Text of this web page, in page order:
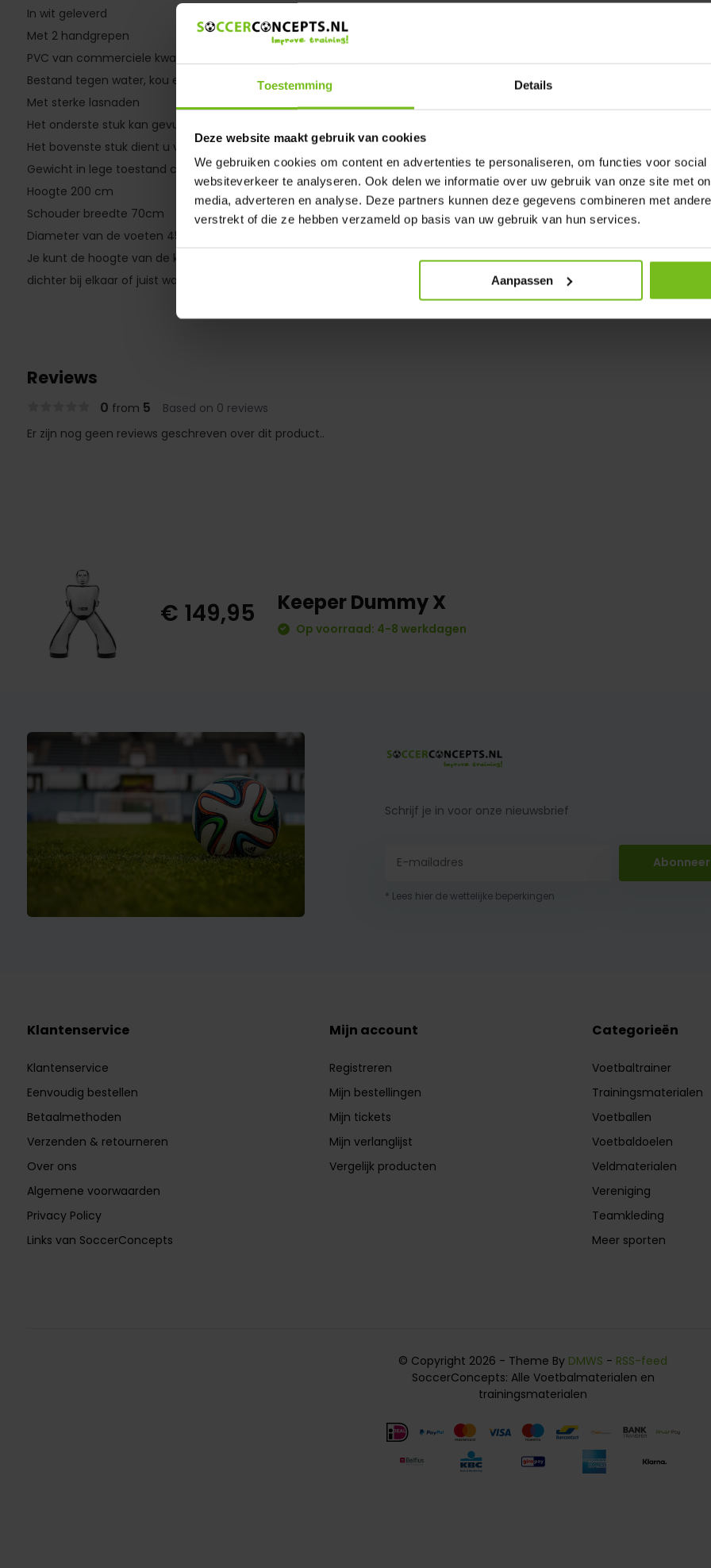
Toestemming Details
Deze website maakt gebruik van cookies
We gebruiken cookies om content en advertenties te personaliseren, om functies voor
websiteverkeer te analyseren. Ook delen we informatie over uw gebruik van onze site met
media, adverteren en analyse. Deze partners kunnen deze gegevens combineren met
verstrekt of die ze hebben verzameld op basis van uw gebruik van hun services.
Aanpassen
In wit geleverd
Met 2 handgrepen
PVC van commerciele kwaliteit met een dikte van 0.6mm
Bestand tegen water, kou en UV straling
Met sterke lasnaden
Het onderste stuk kan gevuld worden met water of fijn zand en zorgt voor de stabititeit
Het bovenste stuk dient u vol lucht te pompen
Gewicht in lege toestand ca 3 KG en in gevulde toestand ca 40 KG
Hoogte 200 cm
Schouder breedte 70cm
Diameter van de voeten 45cm
Je kunt de hoogte van de keeper trainingspop variëren door de poten van de pop wat
dichter bij elkaar of juist wat verder uit elkaar te plaatsen
Reviews
0 from 5
Based on 0 reviews
Er zijn nog geen reviews geschreven over dit product..
€ 149,95 Keeper Dummy X
Op voorraad: 4-8 werkdagen
Schrijf je in voor onze nieuwsbrief
Abonneer
* Lees hier de wettelijke beperkingen
Klantenservice
Klantenservice
Eenvoudig bestellen
Betaalmethoden
Verzenden & retourneren
Over ons
Algemene voorwaarden
Privacy Policy
Links van SoccerConcepts
Mijn account
Registreren
Mijn bestellingen
Mijn tickets
Mijn verlanglijst
Vergelijk producten
Categorieën
Voetbaltrainer
Trainingsmaterialen
Voetballen
Voetbaldoelen
Veldmaterialen
Vereniging
Teamkleding
Meer sporten
© Copyright 2026 - Theme By DMWS - RSS-feed
SoccerConcepts: Alle Voetbalmaterialen en
trainingsmaterialen